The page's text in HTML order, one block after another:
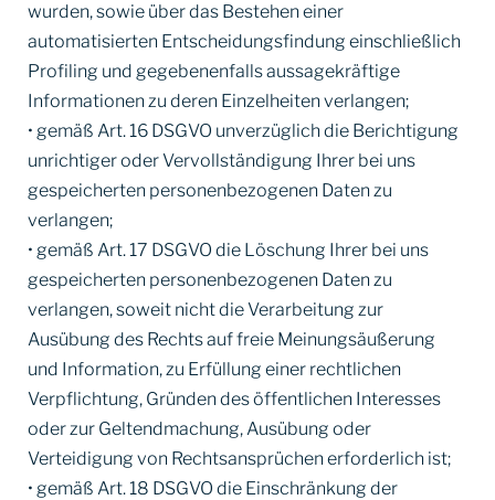
wurden, sowie über das Bestehen einer
automatisierten Entscheidungsfindung einschließlich
Profiling und gegebenenfalls aussagekräftige
Informationen zu deren Einzelheiten verlangen;
• gemäß Art. 16 DSGVO unverzüglich die Berichtigung
unrichtiger oder Vervollständigung Ihrer bei uns
gespeicherten personenbezogenen Daten zu
verlangen;
• gemäß Art. 17 DSGVO die Löschung Ihrer bei uns
gespeicherten personenbezogenen Daten zu
verlangen, soweit nicht die Verarbeitung zur
Ausübung des Rechts auf freie Meinungsäußerung
und Information, zu Erfüllung einer rechtlichen
Verpflichtung, Gründen des öffentlichen Interesses
oder zur Geltendmachung, Ausübung oder
Verteidigung von Rechtsansprüchen erforderlich ist;
• gemäß Art. 18 DSGVO die Einschränkung der